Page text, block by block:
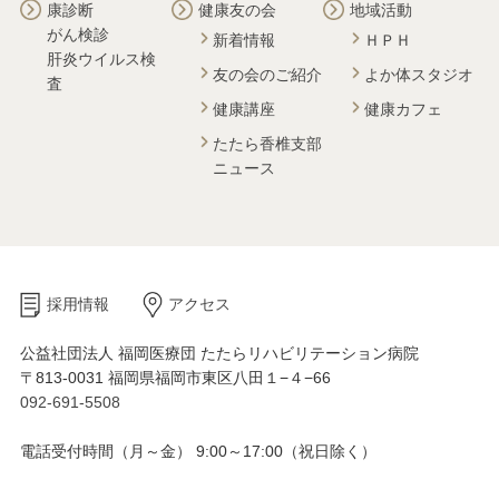
康診断
がん検診
肝炎ウイルス検
査
健康友の会
新着情報
友の会のご紹介
健康講座
たたら香椎支部
ニュース
地域活動
ＨＰＨ
よか体スタジオ
健康カフェ
採用情報 アクセス
公益社団法人 福岡医療団 たたらリハビリテーション病院
〒813-0031 福岡県福岡市東区八田１−４−66
092-691-5508
電話受付時間（月～金） 9:00～17:00（祝日除く）